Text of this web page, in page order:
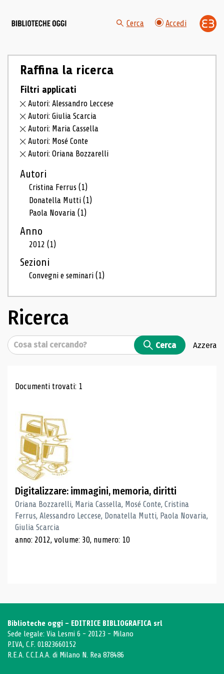
Cerca Accedi
Raffina la ricerca
Filtri applicati
Autori: Alessandro Leccese
Autori: Giulia Scarcia
Autori: Maria Cassella
Autori: Mosé Conte
Autori: Oriana Bozzarelli
Autori
Cristina Ferrus(1)
Donatella Mutti(1)
Paola Novaria(1)
Anno
2012(1)
Sezioni
Convegni e seminari(1)
Ricerca
Cerca Cerca Azzera
Risultati di ricerca
Documenti trovati: 1
Digitalizzare: immagini, memoria, diritti
Oriana Bozzarelli, Maria Cassella, Mosé Conte, Cristina
Ferrus, Alessandro Leccese, Donatella Mutti, Paola Novaria,
Giulia Scarcia
anno: 2012, volume: 30, numero: 10
Biblioteche oggi - EDITRICE BIBLIOGRAFICA srl
Sede legale: Via Lesmi 6 - 20123 - Milano
P.IVA, C.F. 01823660152
R.E.A. C.C.I.A.A. di Milano N. Rea 878486